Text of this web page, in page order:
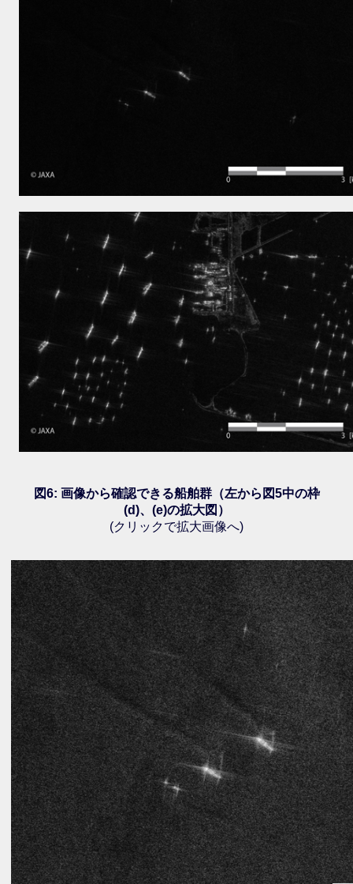
図6: 画像から確認できる船舶群（左から図5中の枠
(d)、(e)の拡大図）
(クリックで拡大画像へ)